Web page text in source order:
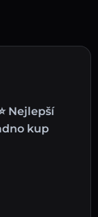
Nejlepší
kup